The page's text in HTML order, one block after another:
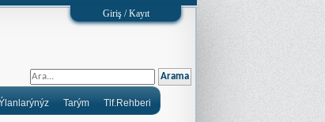
Giriş / Kayıt
Tlf.Rehberi
Tarým